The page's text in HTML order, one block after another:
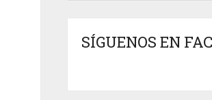
SÍGUENOS EN